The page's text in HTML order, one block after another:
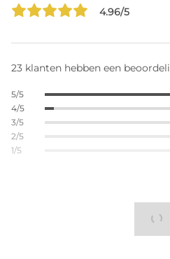
4.96/5
23 klanten hebben een
5/5
4/5
3/5
2/5
1/5